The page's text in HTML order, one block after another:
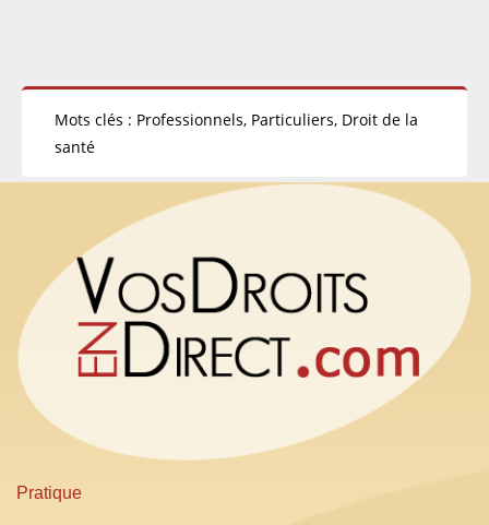
Mots clés : Professionnels, Particuliers, Droit de la
santé
Pratique